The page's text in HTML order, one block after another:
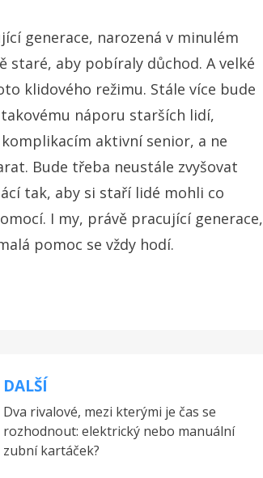
generace, narozená v minulém
staré, aby pobíraly důchod. A velké
klidového režimu. Stále více bude
náporu starších lidí,
aktivní senior, a ne
Bude třeba neustále zvyšovat
tak, aby si staří lidé mohli co
I my, právě pracující generace,
pomoc se vždy hodí.
DALŠÍ
Dva rivalové, mezi kterými je čas se
rozhodnout: elektrický nebo manuální
zubní kartáček?